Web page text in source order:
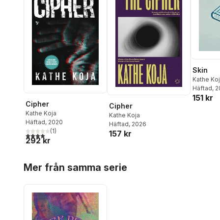
Cipher
Kathe Koja
Häftad, 2020
4,0utav 5 stjärnor. Totalt antal röster:
(1)
292 kr
Cipher
Kathe Koja
Häftad, 2026
157 kr
Skin
Kathe
Häftad,
151 kr
Mer från samma serie